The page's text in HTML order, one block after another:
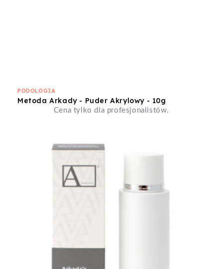
PODOLOGIA
Metoda Arkady - Puder Akrylowy - 10g
Cena tylko dla profesjonalistów.